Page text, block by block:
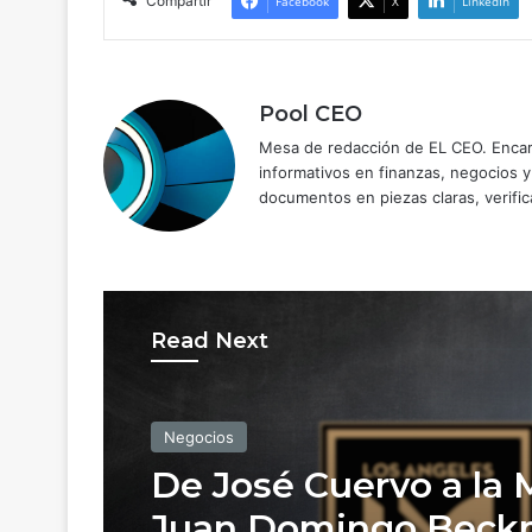
Pool CEO
Mesa de redacción de EL CEO.
informativos en finanzas, negocios
documentos en piezas claras,
Read Next
Negocios
De José Cuervo a la